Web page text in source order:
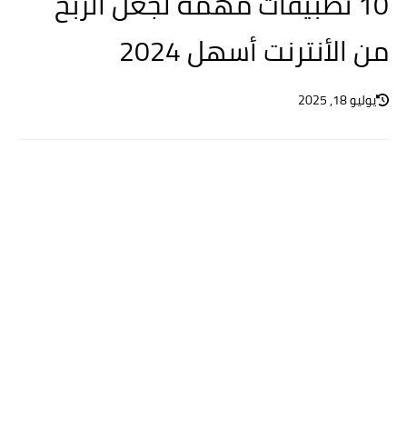
من الأنترنت أسهل 2024
يوليو 18, 2025